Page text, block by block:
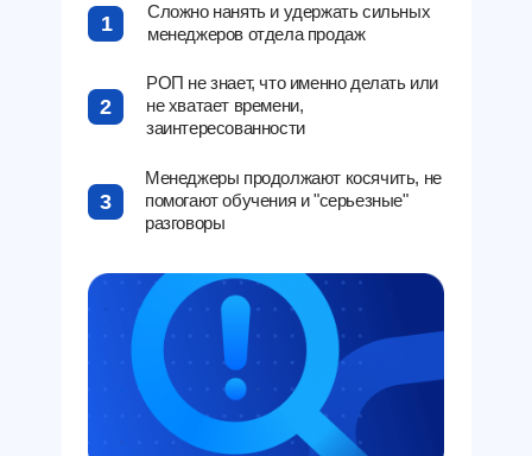
Сложно нанять и удержать сильных
менеджеров отдела продаж
РОП не знает, что именно делать или
не хватает времени,
заинтересованности
Менеджеры продолжают косячить, не
помогают обучения и "серьезные"
разговоры
1
2
3